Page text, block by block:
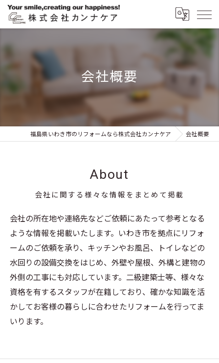
会社概要
福島県いわき市のリフォームなら株式会社カンナケア 会社概要
会社に関する様々な情報をまとめて掲載
About
会社の所在地や連絡先などご依頼にあたって参考となる
ような情報を掲載いたします。いわき市を拠点にリフォ
ームのご依頼を承り、キッチンやお風呂、トイレなどの
水回りの設備交換をはじめ、外壁や屋根、外構と建物の
外側の工事にも対応しています。二級建築士等、様々な
資格を有するスタッフが在籍しており、確かな知識を活
かしてお客様の暮らしに合わせたリフォームを行ってま
いります。